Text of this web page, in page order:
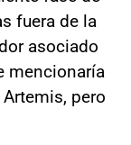
fuera de la
asociado
mencionaría
pero